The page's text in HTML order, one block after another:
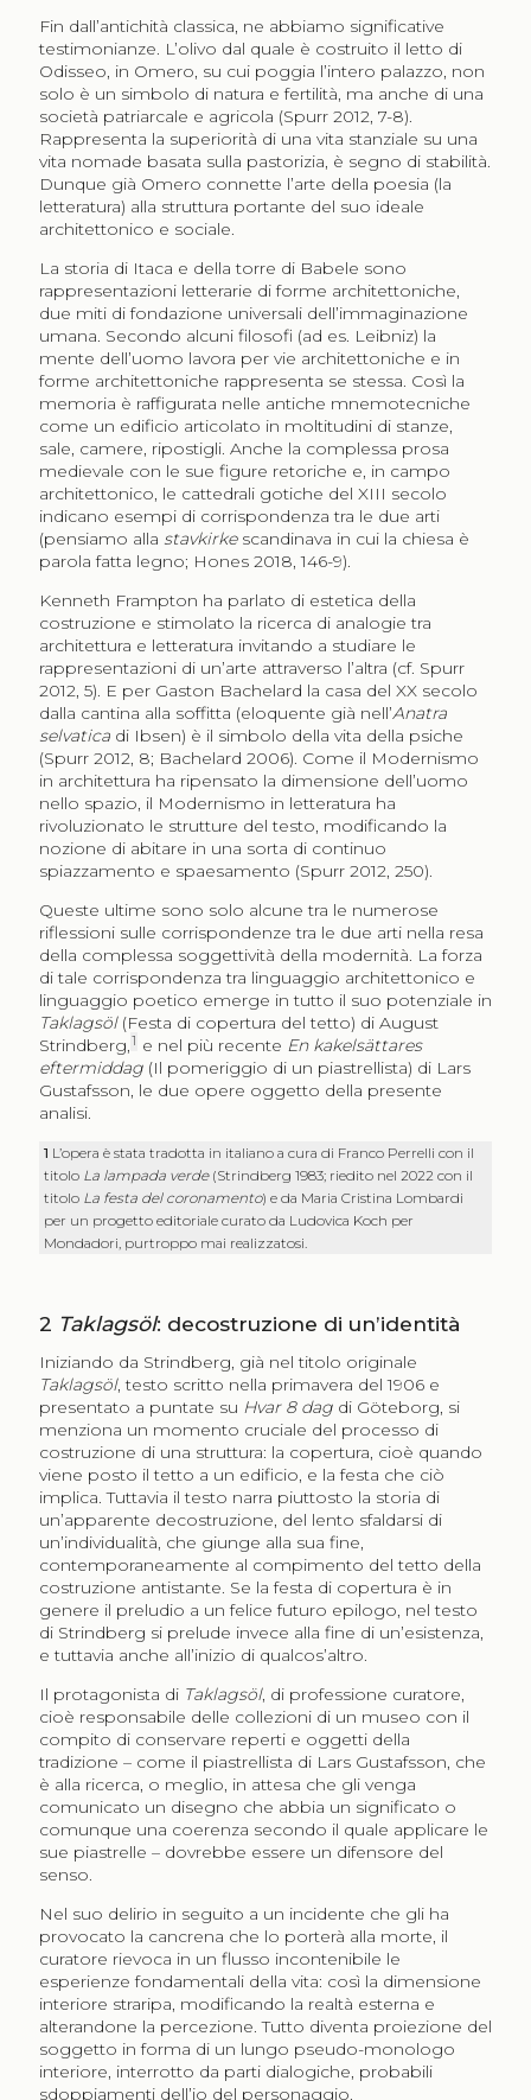
Fin dall’antichità classica, ne abbiamo significative
testimonianze. L’olivo dal quale è costruito il letto di
Odisseo, in Omero, su cui poggia l’intero palazzo, non
solo è un simbolo di natura e fertilità, ma anche di una
società patriarcale e agricola (Spurr 2012, 7-8).
Rappresenta la superiorità di una vita stanziale su una
vita nomade basata sulla pastorizia, è segno di stabilità.
Dunque già Omero connette l’arte della poesia (la
letteratura) alla struttura portante del suo ideale
architettonico e sociale.
La storia di Itaca e della torre di Babele sono
rappresentazioni letterarie di forme architettoniche,
due miti di fondazione universali dell’immaginazione
umana. Secondo alcuni filosofi (ad es. Leibniz) la
mente dell’uomo lavora per vie architettoniche e in
forme architettoniche rappresenta se stessa. Così la
memoria è raffigurata nelle antiche mnemotecniche
come un edificio articolato in moltitudini di stanze,
sale, camere, ripostigli. Anche la complessa prosa
medievale con le sue figure retoriche e, in campo
architettonico, le cattedrali gotiche del XIII secolo
indicano esempi di corrispondenza tra le due arti
(pensiamo alla stavkirkescandinava in cui la chiesa è
parola fatta legno; Hones 2018, 146-9).
Kenneth Frampton ha parlato di estetica della
costruzione e stimolato la ricerca di analogie tra
architettura e letteratura invitando a studiare le
rappresentazioni di un’arte attraverso l’altra (cf. Spurr
2012, 5). E per Gaston Bachelard la casa del XX secolo
dalla cantina alla soffitta (eloquente già nell’Anatra
selvatica di Ibsen) è il simbolo della vita della psiche
(Spurr 2012, 8; Bachelard 2006). Come il Modernismo
in architettura ha ripensato la dimensione dell’uomo
nello spazio, il Modernismo in letteratura ha
rivoluzionato le strutture del testo, modificando la
nozione di abitare in una sorta di continuo
spiazzamento e spaesamento (Spurr 2012, 250).
Queste ultime sono solo alcune tra le numerose
riflessioni sulle corrispondenze tra le due arti nella resa
della complessa soggettività della modernità. La forza
di tale corrispondenza tra linguaggio architettonico e
linguaggio poetico emerge in tutto il suo potenziale in
Taklagsöl(Festa di copertura del tetto) di August
Strindberg,1 e nel più recente En kakelsättares
eftermiddag(Il pomeriggio di un piastrellista) di Lars
Gustafsson, le due opere oggetto della presente
analisi.
1 L’opera è stata tradotta in italiano a cura di Franco Perrelli con il
titolo La lampada verde(Strindberg 1983; riedito nel 2022 con il
titolo La festa del coronamento) e da Maria Cristina Lombardi
per un progetto editoriale curato da Ludovica Koch per
Mondadori, purtroppo mai realizzatosi.
2 Taklagsöl: decostruzione di un’identità
Iniziando da Strindberg, già nel titolo originale
Taklagsöl, testo scritto nella primavera del 1906 e
presentato a puntate su Hvar 8 dagdi Göteborg, si
menziona un momento cruciale del processo di
costruzione di una struttura: la copertura, cioè quando
viene posto il tetto a un edificio, e la festa che ciò
implica. Tuttavia il testo narra piuttosto la storia di
un’apparente decostruzione, del lento sfaldarsi di
un’individualità, che giunge alla sua fine,
contemporaneamente al compimento del tetto della
costruzione antistante. Se la festa di copertura è in
genere il preludio a un felice futuro epilogo, nel testo
di Strindberg si prelude invece alla fine di un’esistenza,
e tuttavia anche all’inizio di qualcos’altro.
Il protagonista di Taklagsöl, di professione curatore,
cioè responsabile delle collezioni di un museo con il
compito di conservare reperti e oggetti della
tradizione – come il piastrellista di Lars Gustafsson, che
è alla ricerca, o meglio, in attesa che gli venga
comunicato un disegno che abbia un significato o
comunque una coerenza secondo il quale applicare le
sue piastrelle – dovrebbe essere un difensore del
senso.
Nel suo delirio in seguito a un incidente che gli ha
provocato la cancrena che lo porterà alla morte, il
curatore rievoca in un flusso incontenibile le
esperienze fondamentali della vita: così la dimensione
interiore straripa, modificando la realtà esterna e
alterandone la percezione. Tutto diventa proiezione del
soggetto in forma di un lungo pseudo-monologo
interiore, interrotto da parti dialogiche, probabili
sdoppiamenti dell’io del personaggio.